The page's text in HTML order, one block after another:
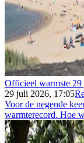
Officieel warmste 29
29 juli 2026, 17:05
Voor de negende
warmterecord. Hoe